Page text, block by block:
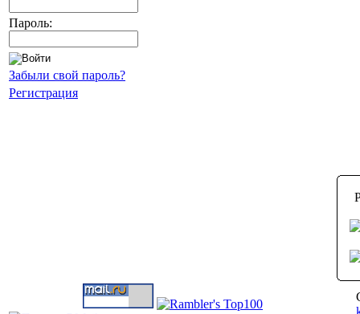
Пароль:
Забыли свой пароль?
Регистрация